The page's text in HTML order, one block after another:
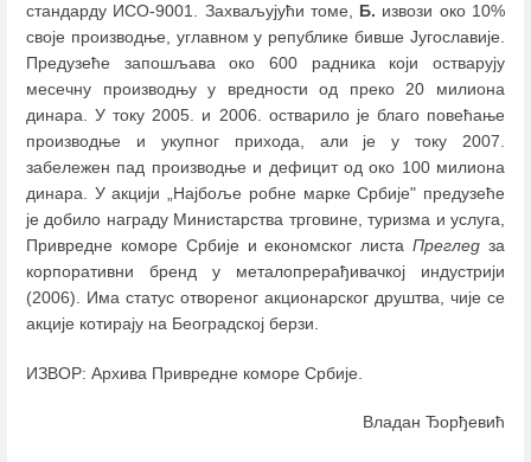
стандарду ИСО-9001. Захваљујући томе, Б. извози око 10%
своје производње, углавном у републике бивше Југославије.
Предузеће запошљава око 600 радника који остварују
месечну производњу у вредности од преко 20 милиона
динара. У току 2005. и 2006. остварило је благо повећање
производње и укупног прихода, али је у току 2007.
забележен пад производње и дефицит од око 100 милиона
динара. У акцији „Најбоље робне марке Србије" предузеће
је добило награду Министарства трговине, туризма и услуга,
Привредне коморе Србије и економског листаПреглед за
корпоративни бренд у металопрерађивачкој индустрији
(2006). Има статус отвореног акционарског друштва, чије се
акције котирају на Београдској берзи.
ИЗВОР: Архива Привредне коморе Србије.
Владан Ђорђевић